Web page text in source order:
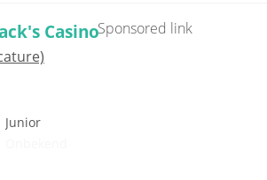
CasinoSponsored link
Junior